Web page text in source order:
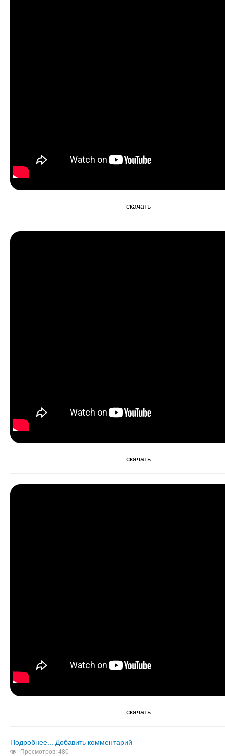
скачать
скачать
скачать
Подробнее... Добавить комментарий
Просмотров: 480